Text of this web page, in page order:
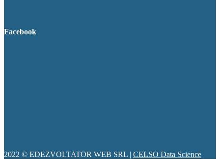
Facebook
2022 © EDEZVOLTATOR WEB SRL | CELSO Data Science